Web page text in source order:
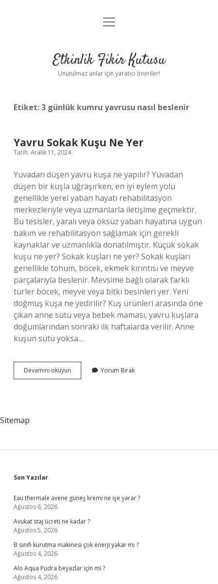
Anasayfa
Yasal Uyarı
menüyü
Etkinlik Fikir Kutusu
Unutulmaz anlar için yaratıcı öneriler!
Etiket:3 günlük kumru yavrusu nasıl beslenir
Yavru Sokak Kuşu Ne Yer
Tarih: Aralık 11, 2024
Yuvadan düşen yavru kuşa ne yapılır? Yuvadan
düşen bir kuşla uğraşırken, en iyi eylem yolu
genellikle yerel yaban hayatı rehabilitasyon
merkezleriyle veya uzmanlarla iletişime geçmektir.
Bu tesisler, yaralı veya öksüz yaban hayatına uygun
bakım ve rehabilitasyon sağlamak için gerekli
kaynaklar ve uzmanlıkla donatılmıştır. Küçük sokak
kuşu ne yer? Sokak kuşları ne yer? Sokak kuşları
genellikle tohum, böcek, ekmek kırıntısı ve meyve
parçalarıyla beslenir. Mevsime bağlı olarak farklı
türler böcek, meyve veya bitki besinleri yer. Yeni
doğmuş kuşa ne yedirilir? Kuş ürünleri arasında öne
çıkan anne sütü veya bebek maması, yavru kuşlara
doğumlarından sonraki ilk haftalarda verilir. Anne
kuşun sütü yoksa…
Devamını okuyun
Sokak
Yorum Bırak
Sitemap
Sidebar
Son Yazılar
Eau thermale avene güneş kremi ne işe yarar ?
Ağustos 6, 2026
Avukat staj ücreti ne kadar ?
Ağustos 5, 2026
B sınıfı kurutma makinesi çok enerji yakar mı ?
Ağustos 4, 2026
Alo Aqua Pudra beyazlar için mi ?
Ağustos 4, 2026